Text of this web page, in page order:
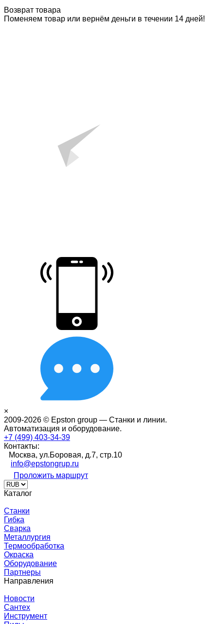
Возврат товара
Поменяем товар или вернём деньги в течении 14 дней!
×
2009-2026 © Epston group — Станки и линии.
Автоматизация и оборудование.
+7 (499) 403-34-39
Контакты:
Москва, ул.Боровая, д.7, стр.10
info@epstongrup.ru
Проложить маршрут
Каталог
Станки
Гибка
Сварка
Металлургия
Термообработка
Окраска
Оборудование
Партнеры
Направления
Новости
Сантех
Инструмент